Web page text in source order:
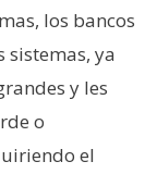
los bancos
sistemas, ya
y les
o
el